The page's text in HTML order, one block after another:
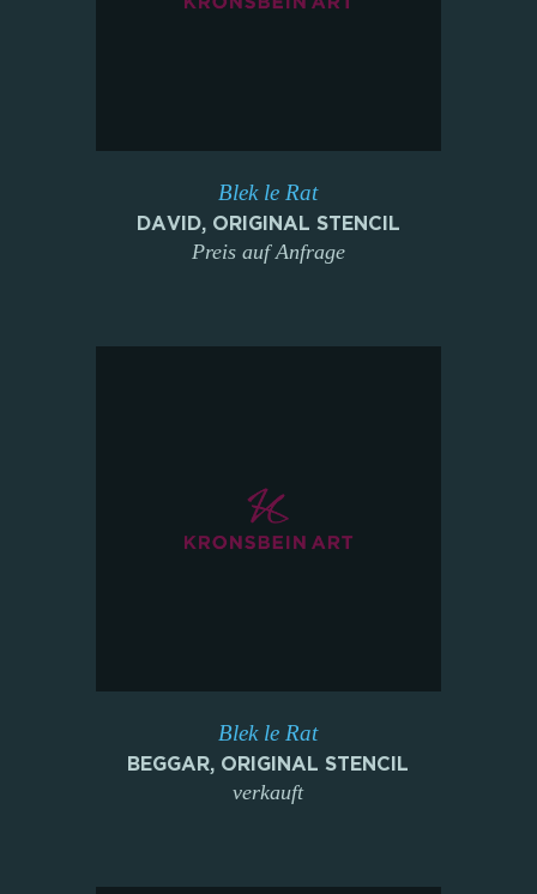
Blek le Rat
DAVID, ORIGINAL STENCIL
Preis auf Anfrage
Blek le Rat
BEGGAR, ORIGINAL STENCIL
verkauft